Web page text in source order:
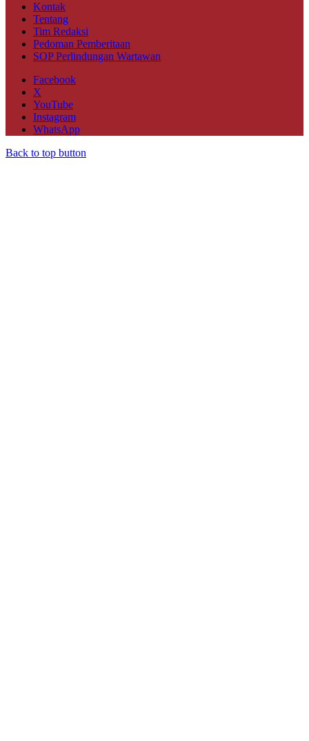
Kontak
Tentang
Tim Redaksi
Pedoman Pemberitaan
SOP Perlindungan Wartawan
Facebook
X
YouTube
Instagram
WhatsApp
Back to top button